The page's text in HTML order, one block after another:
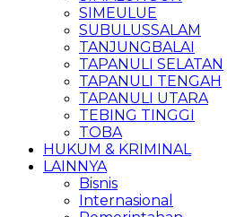
SIMEULUE
SUBULUSSALAM
TANJUNGBALAI
TAPANULI SELATAN
TAPANULI TENGAH
TAPANULI UTARA
TEBING TINGGI
TOBA
HUKUM & KRIMINAL
LAINNYA
Bisnis
Internasional